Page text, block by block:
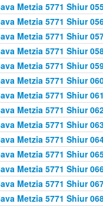
Metzia 5771 Shiur
Metzia 5771 Shiur
Metzia 5771 Shiur
Metzia 5771 Shiur
Metzia 5771 Shiur
Metzia 5771 Shiur
Metzia 5771 Shiur
Metzia 5771 Shiur
Metzia 5771 Shiur
Metzia 5771 Shiur
Metzia 5771 Shiur
Metzia 5771 Shiur
Metzia 5771 Shiur
Metzia 5771 Shiur